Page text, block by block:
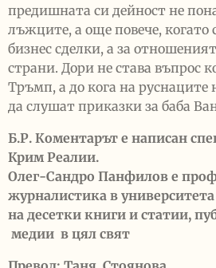
предишната си дейност не
лъжците, а още повече, когато
бизнес сделки, а за
страни. Дори не става въпрос
Тръмп, а до кога на
да слушат приказки за баба
Б.Р. Коментарът е написан
Крим Реалии.
Олег-Сандро Панфилов е
журналистика в
на десетки книги и статии,
медии в цял свят